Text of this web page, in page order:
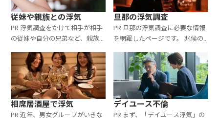
どう捉え
従妹や親族との浮気
PR 浮気調査をかけて相手が相手
の従妹や自分の兄弟など、親族
ういう場合、どんなことになっ
ていくのかをまとめたページで
す。 浮気調査の全知識＋
旦那の浮気調査
PR 旦那の浮気調査に必要な情報
を網羅したページです。 兆候の
目安、調査後に取るべき行動…
すべて網羅されています。 浮気
調査専門 そよか
相席居酒屋で浮気
PR 近年、男女グループがいきな
デイユース不倫
PR まず、「デイユース浮気」の